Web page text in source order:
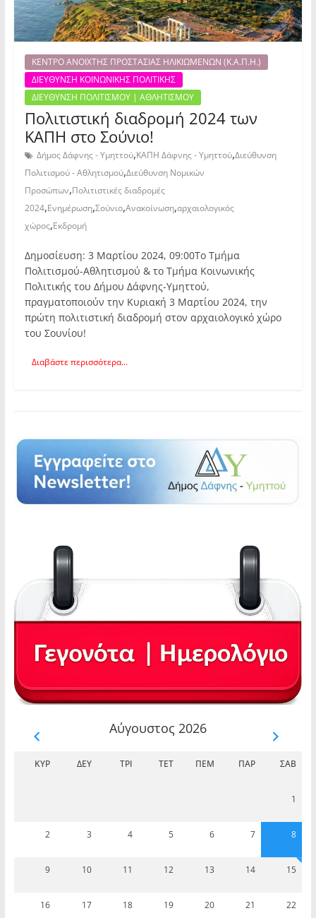
ΚΕΝΤΡΟ ΑΝΟΙΧΤΗΣ ΠΡΟΣΤΑΣΙΑΣ ΗΛΙΚΙΩΜΕΝΩΝ (Κ.Α.Π.Η.)
ΔΙΕΥΘΥΝΣΗ ΚΟΙΝΩΝΙΚΗΣ ΠΟΛΙΤΙΚΗΣ
ΔΙΕΥΘΥΝΣΗ ΠΟΛΙΤΙΣΜΟΥ | ΑΘΛΗΤΙΣΜΟΥ
Πολιτιστική διαδρομή 2024 των
ΚΑΠΗ στo Σούνιο!
Δήμος Δάφνης - Υμηττού,ΚΑΠΗ Δάφνης - Υμηττού,Διεύθυνση
Πολιτισμού - Αθλητισμού,Διεύθυνση Νομικών
Προσώπων,Πολιτιστικές διαδρομές
2024,Ενημέρωση,Σούνιο,Ανακοίνωση,αρχαιολογικός
χώρος,Εκδρομή
Δημοσίευση: 3 Μαρτίου 2024, 09:00Το Τμήμα
Πολιτισμού-Αθλητισμού & το Τμήμα Κοινωνικής
Πολιτικής του Δήμου Δάφνης-Υμηττού,
πραγματοποιούν την Κυριακή 3 Μαρτίου 2024, την
πρώτη πολιτιστική διαδρομή στον αρχαιολογικό χώρο
του Σουνίου!
Διαβάστε περισσότερα...
Αύγουστος 2026
ΚΥΡ ΔΕΥ ΤΡΊ ΤΕΤ ΠΈΜ ΠΑΡ ΣΆΒ
1
2 3 4 5 6 7 8
9 10 11 12 13 14 15
16 17 18 19 20 21 22